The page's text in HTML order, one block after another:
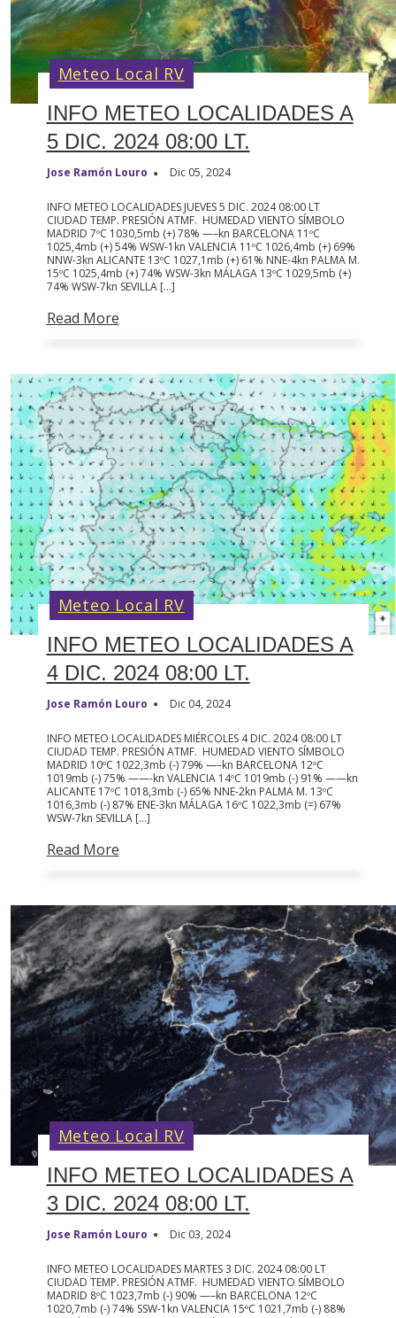
INFO METEO LOCALIDADES A
5 DIC. 2024 08:00 LT.
Jose Ramón Louro Dic 05, 2024
INFO METEO LOCALIDADES JUEVES 5 DIC. 2024 08:00 LT
CIUDAD TEMP. PRESIÓN ATMF. HUMEDAD VIENTO SÍMBOLO
MADRID 7ºC 1030,5mb (+) 78% —–kn BARCELONA 11ºC
1025,4mb (+) 54% WSW-1kn VALENCIA 11ºC 1026,4mb (+) 69%
NNW-3kn ALICANTE 13ºC 1027,1mb (+) 61% NNE-4kn PALMA M.
15ºC 1025,4mb (+) 74% WSW-3kn MÁLAGA 13ºC 1029,5mb (+)
74% WSW-7kn SEVILLA […]
Read More
Meteo Local RV
INFO METEO LOCALIDADES A
4 DIC. 2024 08:00 LT.
Jose Ramón Louro Dic 04, 2024
INFO METEO LOCALIDADES MIÉRCOLES 4 DIC. 2024 08:00 LT
CIUDAD TEMP. PRESIÓN ATMF. HUMEDAD VIENTO SÍMBOLO
MADRID 10ºC 1022,3mb (-) 79% —–kn BARCELONA 12ºC
1019mb (-) 75% ——-kn VALENCIA 14ºC 1019mb (-) 91% ——kn
ALICANTE 17ºC 1018,3mb (-) 65% NNE-2kn PALMA M. 13ºC
1016,3mb (-) 87% ENE-3kn MÁLAGA 16ºC 1022,3mb (=) 67%
WSW-7kn SEVILLA […]
Read More
Meteo Local RV
INFO METEO LOCALIDADES A
3 DIC. 2024 08:00 LT.
Jose Ramón Louro Dic 03, 2024
INFO METEO LOCALIDADES MARTES 3 DIC. 2024 08:00 LT
CIUDAD TEMP. PRESIÓN ATMF. HUMEDAD VIENTO SÍMBOLO
MADRID 8ºC 1023,7mb (-) 90% —–kn BARCELONA 12ºC
1020,7mb (-) 74% SSW-1kn VALENCIA 15ºC 1021,7mb (-) 88%
Meteo Local RV